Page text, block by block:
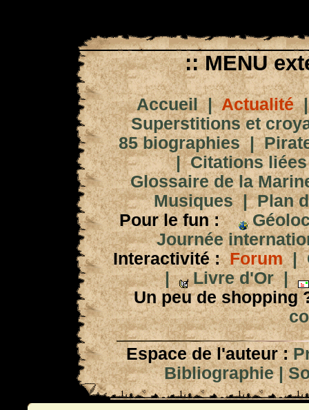
:: MENU
Accueil|Actualité
Superstitions et
85 biographies|
|Citations
Glossaire de la
Musiques|Plan
Pour le fun :
Journée
Interactivité : Forum|
|
Livre d'Or|
Un peu de shopping
Espace de l'auteur :
Bibliographie|